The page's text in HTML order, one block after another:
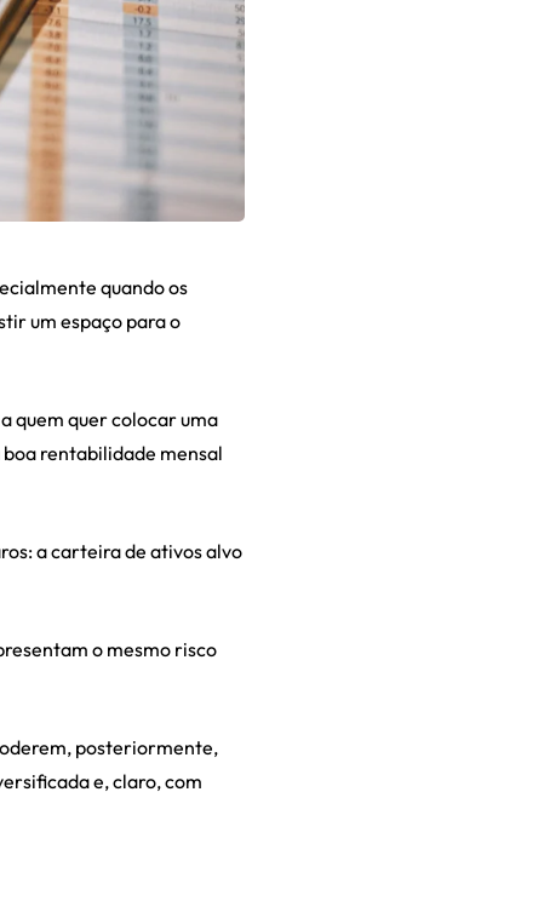
quando os
um espaço para o
quem quer colocar uma
rentabilidade mensal
a carteira de ativos alvo
o mesmo risco
posteriormente,
e, claro, com